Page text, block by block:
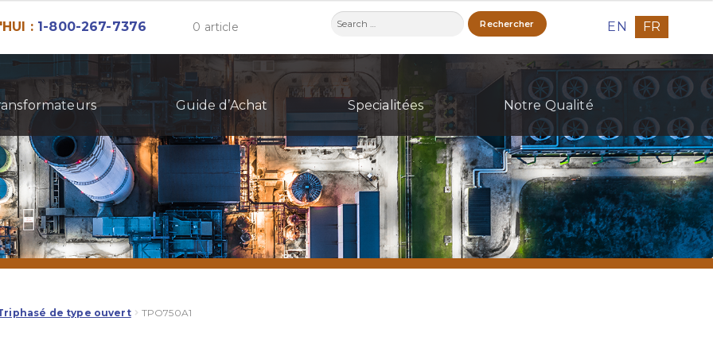
: 1-800-267-7376 0 article
Rechercher : EN FR
Guide d’Achat Specialitées Notre Qualité
de type ouvert TPO750A1